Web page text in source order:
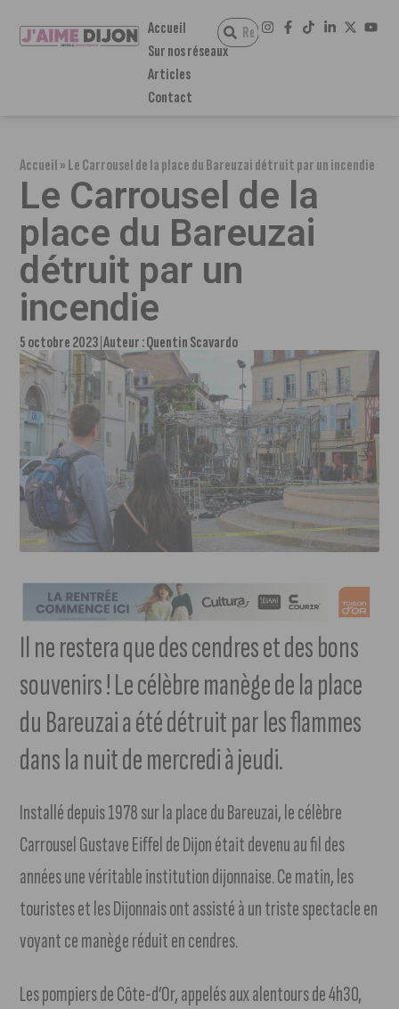
Accueil
Sur nos réseaux
Articles
Contact
Accueil»Le Carrousel de la place du Bareuzai détruit par un incendie
Le Carrousel de la
place du Bareuzai
détruit par un
incendie
5 octobre 2023 Auteur :Quentin Scavardo
Il ne restera que des cendres et des bons
souvenirs ! Le célèbre manège de la place
du Bareuzai a été détruit par les flammes
dans la nuit de mercredi à jeudi.
Installé depuis 1978 sur la place du Bareuzai, le célèbre
Carrousel Gustave Eiffel de Dijon était devenu au fil des
années une véritable institution dijonnaise. Ce matin, les
touristes et les Dijonnais ont assisté à un triste spectacle en
voyant ce manège réduit en cendres.
Les pompiers de Côte-d’Or, appelés aux alentours de 4h30,